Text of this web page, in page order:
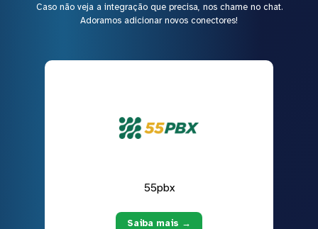
Caso não veja a integração que precisa, nos chame no chat.
Adoramos adicionar novos conectores!
55pbx
Saiba mais →